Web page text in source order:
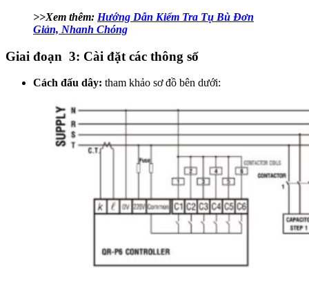
>>Xem thêm: Hướng Dẫn Kiểm Tra Tụ Bù Đơn
Giản, Nhanh Chóng
Giai đoạn 3: Cài đặt các thông số
Cách đấu dây: tham khảo sơ đồ bên dưới: